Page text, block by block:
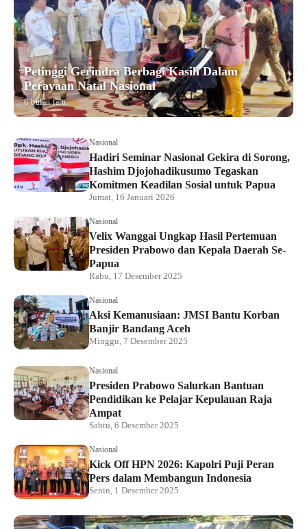
Petinggi Gerindra Berbagi Kasih Dalam
Perayaan Natal Nasional
6 bulan lalu
Nasional
Hadiri Seminar Nasional Gekira di Sorong,
Hashim Djojohadikusumo Tegaskan
Komitmen Keadilan Sosial untuk Papua
Jumat, 16 Januari 2026
Nasional
Velix Wanggai Ungkap Hasil Pertemuan
Presiden Prabowo dan Kepala Daerah Se-
Papua
Rabu, 17 Desember 2025
Nasional
Aksi Kemanusiaan: JMSI Bantu Korban
Banjir Bandang Aceh
Minggu, 7 Desember 2025
Nasional
Presiden Prabowo Salurkan Bantuan
Pendidikan ke Pelajar Kepulauan Raja
Ampat
Sabtu, 6 Desember 2025
Nasional
Kick Off HPN 2026: Kapolri Puji Peran
Pers dalam Membangun Indonesia
Senin, 1 Desember 2025